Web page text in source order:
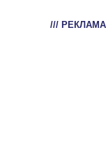
/// РЕКЛАМА